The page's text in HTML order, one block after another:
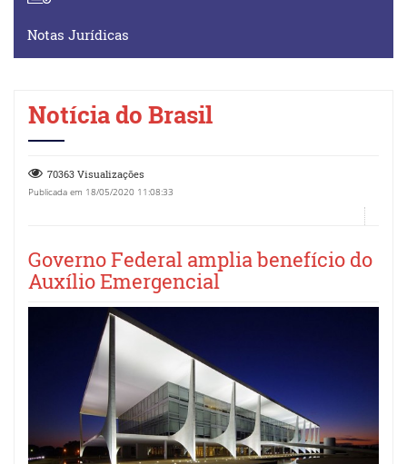
Notas Jurídicas
Notícia do Brasil
70363 Visualizações
Publicada em 18/05/2020 11:08:33
Governo Federal amplia benefício do
Auxílio Emergencial